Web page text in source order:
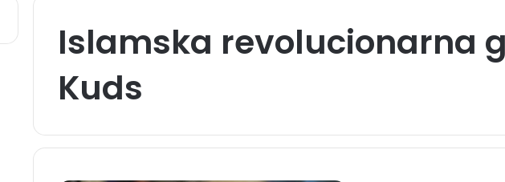
Islamska revolucionarna
Kuds